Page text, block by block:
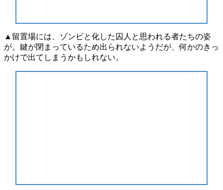
▲留置場には、ゾンビと化した囚人と思われる者たちの姿
が。鍵が閉まっているため出られないようだが、何かのきっ
かけで出てしまうかもしれない。